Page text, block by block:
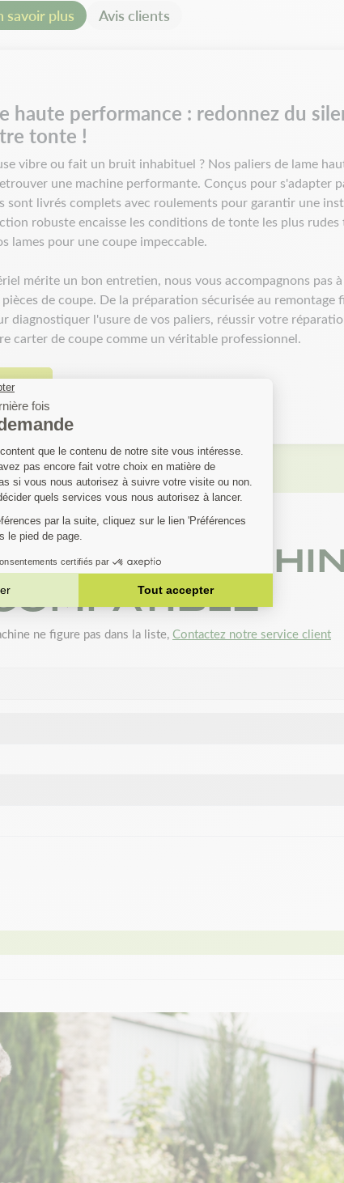
6180116, 9180116.
posséder des paliers différents d'une année
savoir plus Avis clients
haute performance : redonnez du
tonte !
vibre ou fait un bruit inhabituel ? Nos paliers de lame
une machine performante. Conçus pour s'adapter
sont livrés complets avec roulements pour garantir une
robuste encaisse les conditions de tonte les plus
lames pour une coupe impeccable.
mérite un bon entretien, nous vous accompagnons pas à
de coupe. De la préparation sécurisée au remontage
diagnostiquer l'usure de vos paliers, réussir votre
carter de coupe comme un véritable professionnel.
VOTRE
ne figure pas dans la liste, Contactez notre service client